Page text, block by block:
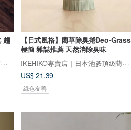
趨
IKEHIKO專賣店｜日本池彥頂級藺草製品｜讓生活與自然更靠近
【日式風格】藺草除臭捲Deo-Grass
極簡 雜誌推薦 天然消除臭味
IKEHIKO專賣店｜日本池彥頂級藺草製品｜讓生活與自然更靠近
US$ 21.39
綠色友善